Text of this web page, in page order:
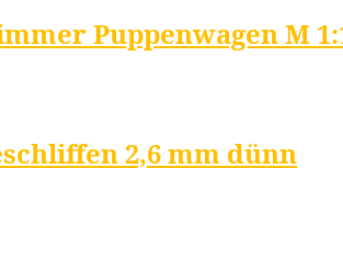
Puppenwagen M
2,6 mm dünn